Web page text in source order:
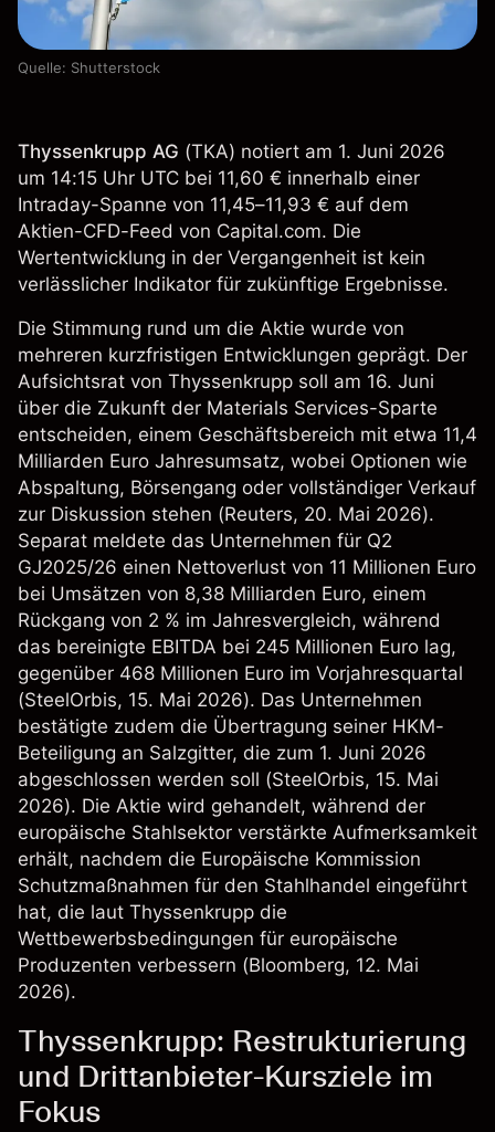
Quelle: Shutterstock
Thyssenkrupp AG (TKA) notiert am 1. Juni 2026
um 14:15 Uhr UTC bei 11,60 € innerhalb einer
Intraday-Spanne von 11,45–11,93 € auf dem
Aktien-CFD-Feed von Capital.com. Die
Wertentwicklung in der Vergangenheit ist kein
verlässlicher Indikator für zukünftige Ergebnisse.
Die Stimmung rund um die Aktie wurde von
mehreren kurzfristigen Entwicklungen geprägt. Der
Aufsichtsrat von Thyssenkrupp soll am 16. Juni
über die Zukunft der Materials Services-Sparte
entscheiden, einem Geschäftsbereich mit etwa 11,4
Milliarden Euro Jahresumsatz, wobei Optionen wie
Abspaltung, Börsengang oder vollständiger Verkauf
zur Diskussion stehen (Reuters, 20. Mai 2026).
Separat meldete das Unternehmen für Q2
GJ2025/26 einen Nettoverlust von 11 Millionen Euro
bei Umsätzen von 8,38 Milliarden Euro, einem
Rückgang von 2 % im Jahresvergleich, während
das bereinigte EBITDA bei 245 Millionen Euro lag,
gegenüber 468 Millionen Euro im Vorjahresquartal
(SteelOrbis, 15. Mai 2026). Das Unternehmen
bestätigte zudem die Übertragung seiner HKM-
Beteiligung an Salzgitter, die zum 1. Juni 2026
abgeschlossen werden soll (SteelOrbis, 15. Mai
2026). Die Aktie wird gehandelt, während der
europäische Stahlsektor verstärkte Aufmerksamkeit
erhält, nachdem die Europäische Kommission
Schutzmaßnahmen für den Stahlhandel eingeführt
hat, die laut Thyssenkrupp die
Wettbewerbsbedingungen für europäische
Produzenten verbessern (Bloomberg, 12. Mai
2026).
Thyssenkrupp: Restrukturierung
und Drittanbieter-Kursziele im
Fokus